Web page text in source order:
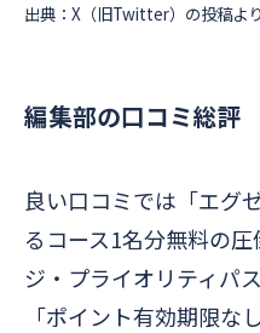
出典：X（旧Twitter）の投稿よ
編集部の口コミ総評
良い口コミでは「エグ
るコース1名分無料の
ジ・プライオリティパ
「ポイント有効期限な